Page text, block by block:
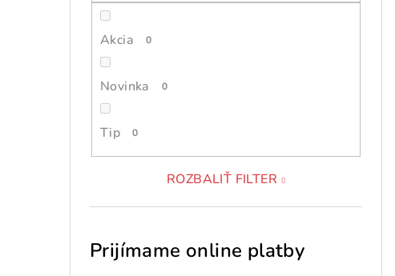
Akcia 0
Novinka 0
Tip 0
ROZBALIŤ FILTER
Prijímame online platby